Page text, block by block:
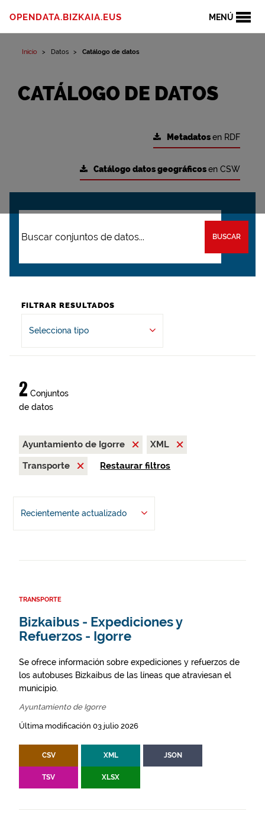
MENÚ
OPENDATA.BIZKAIA.EUS
Inicio Datos Catálogo de datos
CATÁLOGO DE DATOS
Metadatosen RDF
Catálogo datos geográficosen CSW
BUSCAR
FILTRAR RESULTADOS
Selecciona tipo
2 Conjuntos
de datos
Ayuntamiento de Igorre
XML
Transporte
Restaurar filtros
Recientemente actualizado
TRANSPORTE
Bizkaibus - Expediciones y
Refuerzos - Igorre
Se ofrece información sobre expediciones y refuerzos de
los autobuses Bizkaibus de las líneas que atraviesan el
municipio.
Ayuntamiento de Igorre
Última modificación 03 julio 2026
CSV XML JSON
TSV XLSX